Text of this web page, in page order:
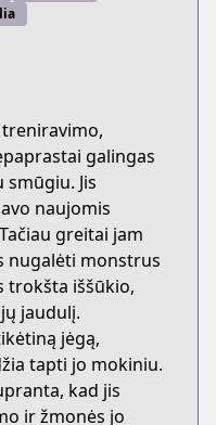
galingas
Jis
naujomis
greitai jam
nugalėti monstrus
trokšta iššūkio,
jaudulį.
jėgą,
tapti jo mokiniu.
kad jis
ir žmonės jo